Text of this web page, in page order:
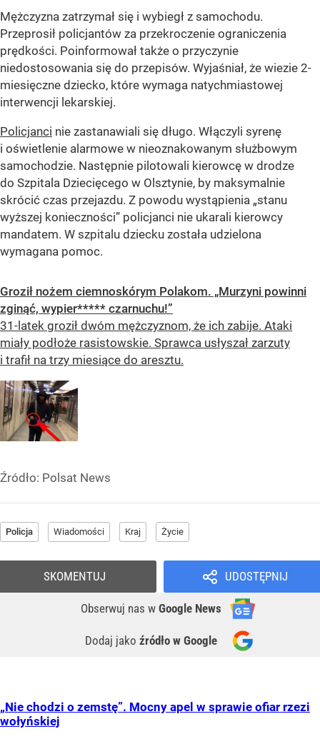
Mężczyzna zatrzymał się i wybiegł z samochodu.
Przeprosił policjantów za przekroczenie ograniczenia
prędkości. Poinformował także o przyczynie
niedostosowania się do przepisów. Wyjaśniał, że wiezie 2-
miesięczne dziecko, które wymaga natychmiastowej
interwencji lekarskiej.
Policjanci nie zastanawiali się długo. Włączyli syrenę
i oświetlenie alarmowe w nieoznakowanym służbowym
samochodzie. Następnie pilotowali kierowcę w drodze
do Szpitala Dziecięcego w Olsztynie, by maksymalnie
skrócić czas przejazdu. Z powodu wystąpienia „stanu
wyższej konieczności” policjanci nie ukarali kierowcy
mandatem. W szpitalu dziecku została udzielona
wymagana pomoc.
Groził nożem ciemnoskórym Polakom. „Murzyni powinni
zginąć, wypier***** czarnuchu!”
31-latek groził dwóm mężczyznom, że ich zabije. Ataki
miały podłoże rasistowskie. Sprawca usłyszał zarzuty
i trafił na trzy miesiące do aresztu.
Źródło: Polsat News
Policja Wiadomości Kraj Życie
UDOSTĘPNIJ
Obserwuj nas w Google News
Dodaj jako źródło w Google
SKOMENTUJ
„Nie chodzi o zemstę”. Mocny apel w sprawie ofiar rzezi
wołyńskiej